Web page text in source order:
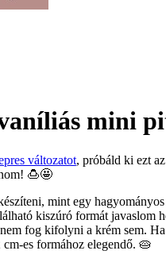
mini
változatot, próbáld ki ezt
🍮🤩
mint egy
kiszúró formát javaslom
fog kifolyni a krém sem.
es formához elegendő. 🥧